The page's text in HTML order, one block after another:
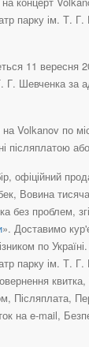
парку ім. Т.
11 вересня
Г. Шевченка за
на Volkanov по
післяплатою
офіційний
Вовина
без проблем,
». Доставимо
по
парку ім. Т.
Післяплата,
на e-mail,